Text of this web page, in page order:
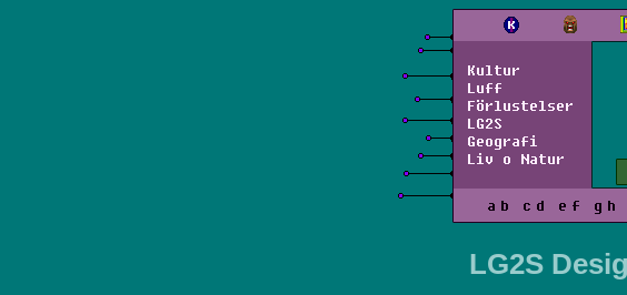
Kultur
Luff
Förlustelser
LG2S
Geografi
Liv o Natur
a b c d e f g h
LG2S